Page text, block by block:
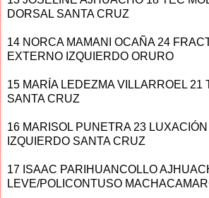
DORSAL SANTA CRUZ
14 NORCA MAMANI OCAÑA 24
EXTERNO IZQUIERDO ORURO
15 MARÍA LEDEZMA VILLARROEL 21
SANTA CRUZ
16 MARISOL PUNETRA 23
IZQUIERDO SANTA CRUZ
17 ISAAC PARIHUANCOLLO
LEVE/POLICONTUSO